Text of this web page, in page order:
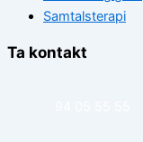
Samtalsterapi
Ta kontakt